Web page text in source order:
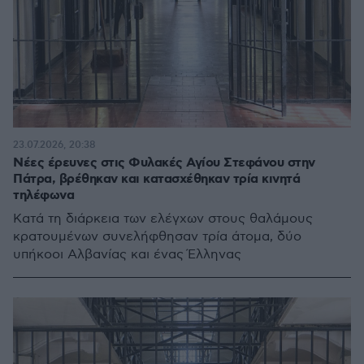
Νέες έρευνες στις Φυλακές Αγίου Στεφάνου στην
Πάτρα, βρέθηκαν και κατασχέθηκαν τρία κινητά
τηλέφωνα
Κατά τη διάρκεια των ελέγχων στους θαλάμους
κρατουμένων συνελήφθησαν τρία άτομα, δύο
υπήκοοι Αλβανίας και ένας Έλληνας
23.07.2026, 20:38